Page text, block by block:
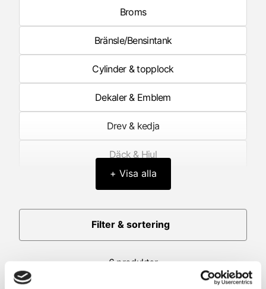
Broms
Bränsle/Bensintank
Cylinder & topplock
Dekaler & Emblem
Drev & kedja
Däck & Hjul
Framgaffel/Fjädring fram
Förgasardelar
+ Visa alla
Filter & sortering
6 produkter